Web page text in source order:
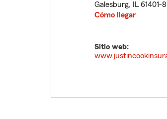
Galesburg, IL 61401-
Cómo llegar
Sitio web: